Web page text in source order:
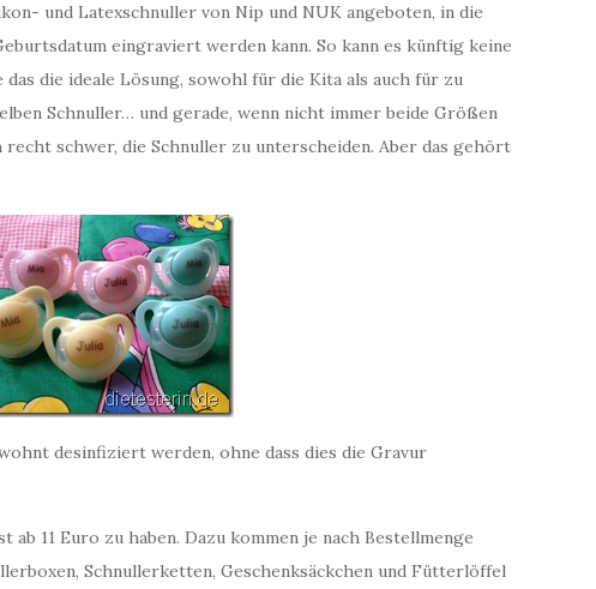
und Latexschnuller von Nip und NUK angeboten, in die
eingraviert werden kann. So kann es künftig keine
die ideale Lösung, sowohl für die Kita als auch für zu
Schnuller… und gerade, wenn nicht immer beide Größen
schwer, die Schnuller zu unterscheiden. Aber das gehört
desinfiziert werden, ohne dass dies die Gravur
11 Euro zu haben. Dazu kommen je nach Bestellmenge
Schnullerketten, Geschenksäckchen und Fütterlöffel